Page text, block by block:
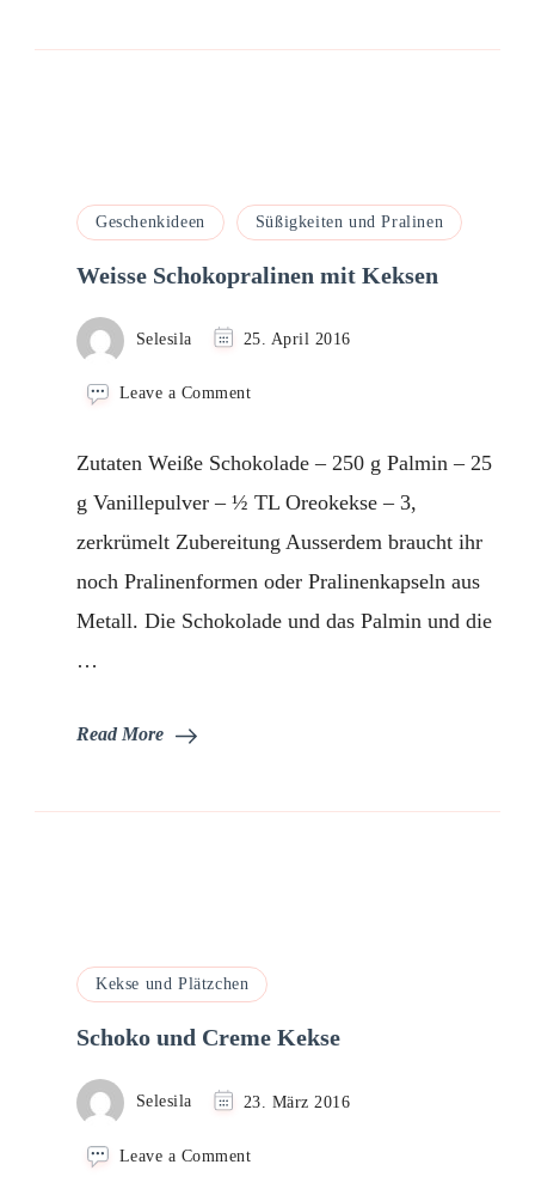
Geschenkideen Süßigkeiten und Pralinen
Weisse Schokopralinen mit Keksen
Selesila 25. April 2016
Leave a Commenton
mit
Keksen
Zutaten Weiße Schokolade – 250 g Palmin – 25
g Vanillepulver – ½ TL Oreokekse – 3,
zerkrümelt Zubereitung Ausserdem braucht ihr
noch Pralinenformen oder Pralinenkapseln aus
Metall. Die Schokolade und das Palmin und die
…
Read More
Kekse und Plätzchen
Schoko und Creme Kekse
Selesila 23. März 2016
Leave a Commenton